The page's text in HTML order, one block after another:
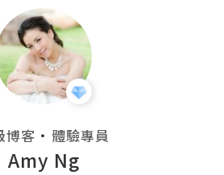
博客 ・ 體驗專員
Amy Ng